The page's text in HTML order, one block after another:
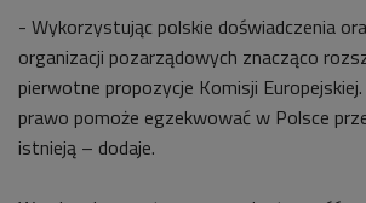
- Wykorzystując polskie doświadczenia
organizacji pozarządowych znacząco
pierwotne propozycje Komisji
prawo pomoże egzekwować w Polsce
istnieją – dodaje.